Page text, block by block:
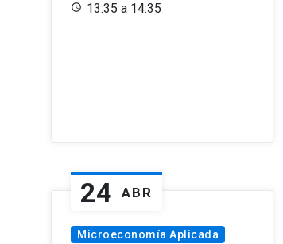
13:35 a 14:35
24 ABR
Microeconomía Aplicada